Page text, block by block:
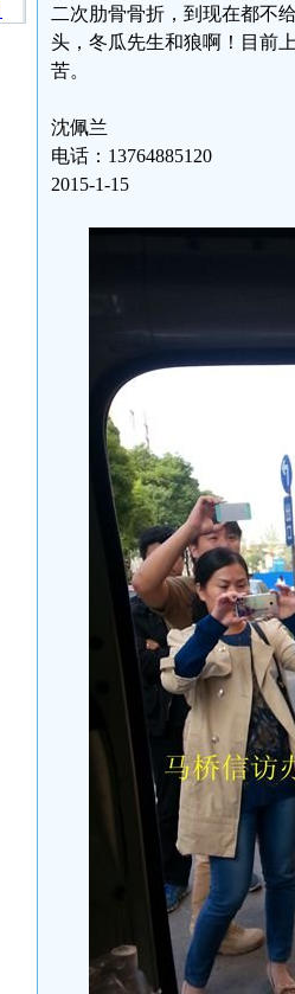
二次肋骨骨折，到现在都不
头，冬瓜先生和狼啊！目前
苦。
沈佩兰
电话：13764885120
2015-1-15